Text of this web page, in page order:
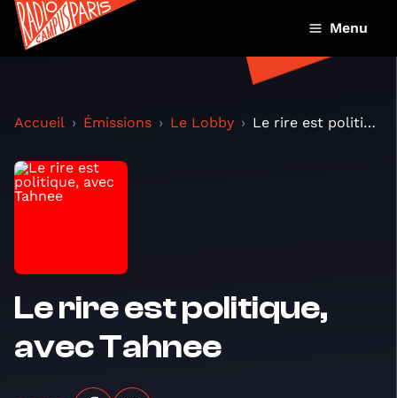
Menu
Accueil Émissions Le Lobby Le rire est politique, avec Tahnee
Le rire est politique,
avec Tahnee